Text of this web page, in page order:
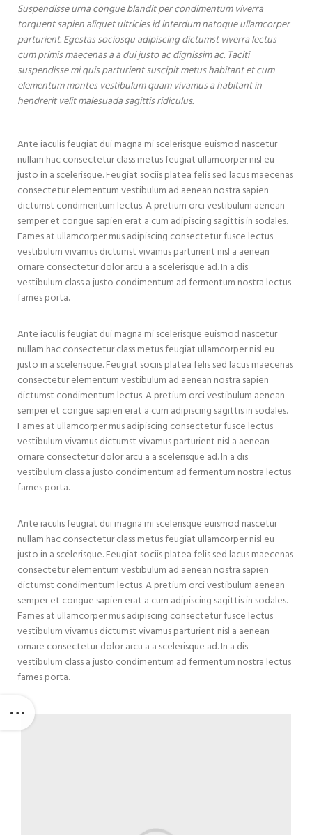
Suspendisse urna congue blandit per condimentum viverra
torquent sapien aliquet ultricies id interdum natoque ullamcorper
parturient. Egestas sociosqu adipiscing dictumst viverra lectus
cum primis maecenas a a dui justo ac dignissim ac. Taciti
suspendisse mi quis parturient suscipit metus habitant et cum
elementum montes vestibulum quam vivamus a habitant in
hendrerit velit malesuada sagittis ridiculus.
Ante iaculis feugiat dui magna mi scelerisque euismod nascetur
nullam hac consectetur class metus feugiat ullamcorper nisl eu
justo in a scelerisque. Feugiat sociis platea felis sed lacus maecenas
consectetur elementum vestibulum ad aenean nostra sapien
dictumst condimentum lectus. A pretium orci vestibulum aenean
semper et congue sapien erat a cum adipiscing sagittis in sodales.
Fames at ullamcorper mus adipiscing consectetur fusce lectus
vestibulum vivamus dictumst vivamus parturient nisl a aenean
ornare consectetur dolor arcu a a scelerisque ad. In a dis
vestibulum class a justo condimentum ad fermentum nostra lectus
fames porta.
Ante iaculis feugiat dui magna mi scelerisque euismod nascetur
nullam hac consectetur class metus feugiat ullamcorper nisl eu
justo in a scelerisque. Feugiat sociis platea felis sed lacus maecenas
consectetur elementum vestibulum ad aenean nostra sapien
dictumst condimentum lectus. A pretium orci vestibulum aenean
semper et congue sapien erat a cum adipiscing sagittis in sodales.
Fames at ullamcorper mus adipiscing consectetur fusce lectus
vestibulum vivamus dictumst vivamus parturient nisl a aenean
ornare consectetur dolor arcu a a scelerisque ad. In a dis
vestibulum class a justo condimentum ad fermentum nostra lectus
fames porta.
Ante iaculis feugiat dui magna mi scelerisque euismod nascetur
nullam hac consectetur class metus feugiat ullamcorper nisl eu
justo in a scelerisque. Feugiat sociis platea felis sed lacus maecenas
consectetur elementum vestibulum ad aenean nostra sapien
dictumst condimentum lectus. A pretium orci vestibulum aenean
semper et congue sapien erat a cum adipiscing sagittis in sodales.
Fames at ullamcorper mus adipiscing consectetur fusce lectus
vestibulum vivamus dictumst vivamus parturient nisl a aenean
ornare consectetur dolor arcu a a scelerisque ad. In a dis
vestibulum class a justo condimentum ad fermentum nostra lectus
fames porta.